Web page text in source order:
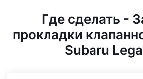
Где сделать -
прокладки
Subaru